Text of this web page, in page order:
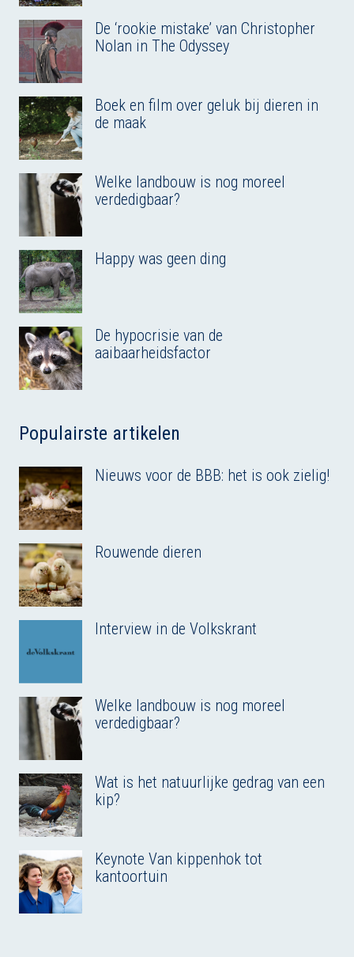
De ‘rookie mistake’ van Christopher
Nolan in The Odyssey
Boek en film over geluk bij dieren in
de maak
Welke landbouw is nog moreel
verdedigbaar?
Happy was geen ding
De hypocrisie van de
aaibaarheidsfactor
Populairste artikelen
Nieuws voor de BBB: het is ook zielig!
Rouwende dieren
Interview in de Volkskrant
Welke landbouw is nog moreel
verdedigbaar?
Wat is het natuurlijke gedrag van een
kip?
Keynote Van kippenhok tot
kantoortuin